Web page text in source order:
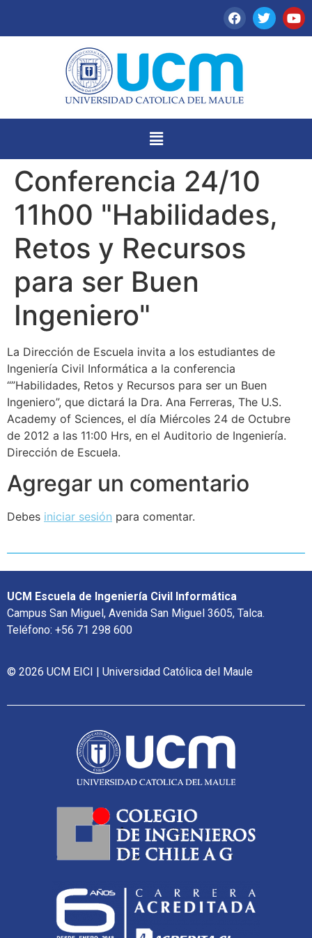
Conferencia 24/10
11h00 "Habilidades,
Retos y Recursos
para ser Buen
Ingeniero"
La Dirección de Escuela invita a los estudiantes de
Ingeniería Civil Informática a la conferencia
“”Habilidades, Retos y Recursos para ser un Buen
Ingeniero”, que dictará la Dra. Ana Ferreras, The U.S.
Academy of Sciences, el día Miércoles 24 de Octubre
de 2012 a las 11:00 Hrs, en el Auditorio de Ingeniería.
Dirección de Escuela.
Agregar un comentario
Debes iniciar sesión para comentar.
UCM Escuela de Ingeniería Civil Informática
Campus San Miguel, Avenida San Miguel 3605, Talca.
Teléfono: +56 71 298 600
© 2026 UCM EICI | Universidad Católica del Maule